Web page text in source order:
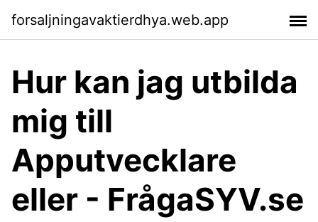
forsaljningavaktierdhya.web.app
Hur kan jag utbilda
mig till
Apputvecklare
eller - FrågaSYV.se